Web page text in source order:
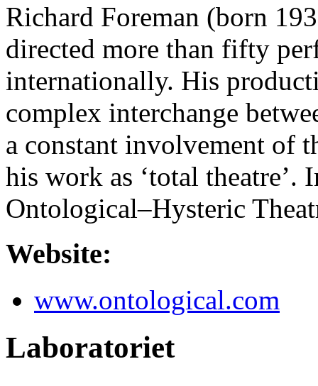
Richard Foreman (born
directed more than fifty
internationally. His
complex interchange
a constant involvement of
his work as ‘total theatre’.
Ontological–Hysteric
Website:
www.ontological.com
Laboratoriet